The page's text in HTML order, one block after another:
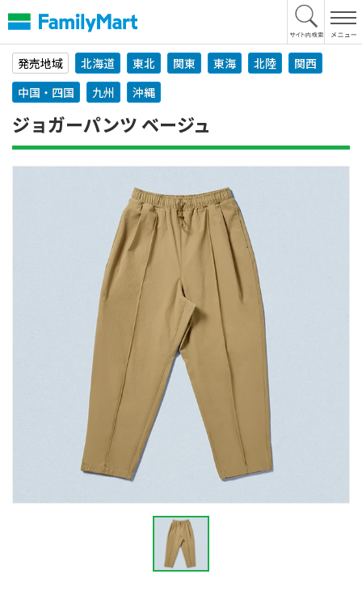
文
へ
発売地域
北海道 東北 関東 東海 北陸
関西
中国・四国
九州 沖縄
ジョガーパンツ ベージュ